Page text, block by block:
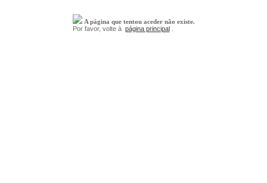
A página que tentou aceder não existe.
Por favor, volte à página principal